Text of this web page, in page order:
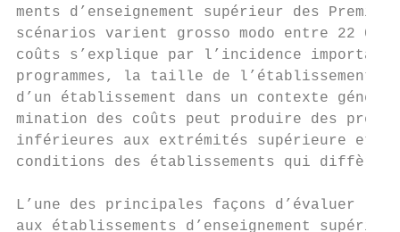
ments d’enseignement supérieur des
scénarios varient grosso modo entre 22
coûts s’explique par l’incidence
programmes, la taille de l’établissement
d’un établissement dans un contexte
mination des coûts peut produire des
inférieures aux extrémités supérieure et
conditions des établissements qui
L’une des principales façons d’évaluer le
aux établissements d’enseignement